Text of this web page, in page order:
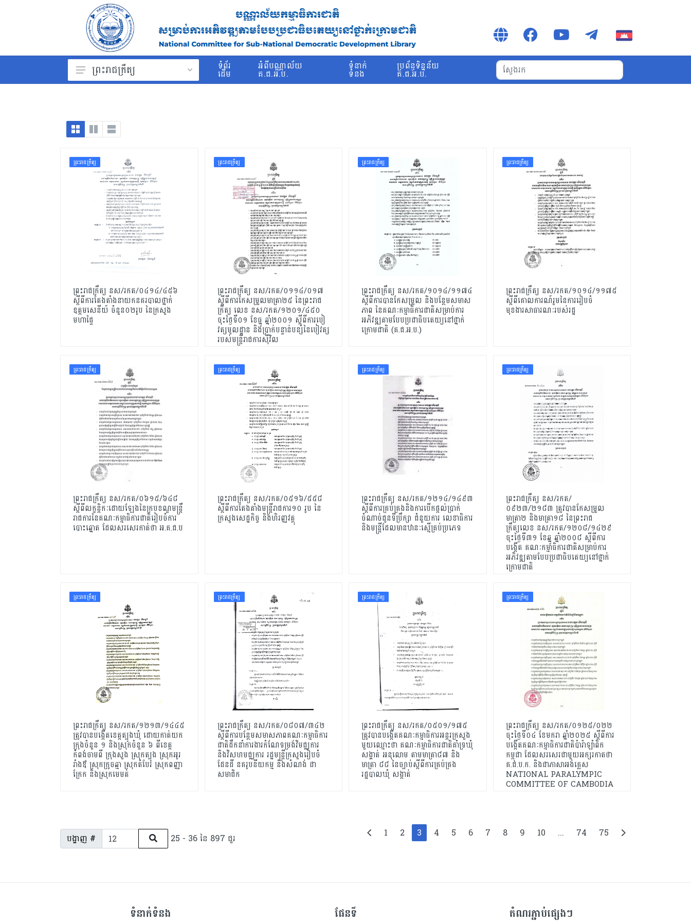
ច្បាប់
អនុក្រឹត្យ
ប្រកាស
សេចក្ដីណែនាំ
សេចក្ដីសម្រេច
ទម្រង់លិខិតលេខាធិការដ្ឋាន
គ.ជ.អ.ប.
សៀវភៅ
ឯកសារបណ្ដុះបណ្ដាល សិក្ខាសាលា
និងកិច្ចប្រជុំ
ព្រះរាជក្រឹត្យ ទំព័រ
ដើម
អំពីបណ្ណាល័យ
គ.ជ.អ.ប.
ទំនាក់
ទំនង
ប្រព័ន្ធទិន្នន័យ
គ.ជ.អ.ប.
ព្រះរាជក្រឹត្យ
ព្រះរាជក្រឹត្យ នស/រកត/០៤១៤/៤៥៦
ស្តីពីការតែងតាំងនាយកនគរបាលថ្នាក់
ឧត្តមសេនីយ៍ ចំនួន០២រូប នៃក្រសួង
មហាផ្ទៃ
ព្រះរាជក្រឹត្យ
ព្រះរាជក្រឹត្យ នស/រកត/០១១៤/០១៧
ស្តីពីការកែសម្រួលមាត្រា២៥ នៃព្រះរាជ
ក្រឹត្យ លេខ នស/រកត/១២០១/៤៥០
ចុះថ្ងៃទី០១ ខែធ្នូ ឆ្នាំ២០០១ ស្តីពីការបៀ
វត្សមូលដ្ឋាន និងប្រាក់បន្ទាន់បន្សំនៃបៀវត្ស
របស់មន្ត្រីរាជការស៊ីវិល
ព្រះរាជក្រឹត្យ
ព្រះរាជក្រឹត្យ នស/រកត/១០១៤/១១៧៤
ស្តីពីការបានកែសម្រួល និងបន្ថែមសមាស
ភាព នៃគណៈកម្មាធិការជាតិសម្រាប់ការ
អភិវឌ្ឍតាមបែបប្រជាធិបតេយ្យនៅថ្នាក់
ក្រោមជាតិ (គ.ជ.អ.ប.)
ព្រះរាជក្រឹត្យ
ព្រះរាជក្រឹត្យ នស/រកត/១០១៤/១១៧៥
ស្តីពីគោលការណ៍រួមនៃការរៀបចំ
មុខងារសាធារណៈរបស់រដ្ឋ
ព្រះរាជក្រឹត្យ
ព្រះរាជក្រឹត្យ នស/រកត/០៦១៥/៦៤៨
ស្តីពីលក្ខន្តិកៈដោយឡែងនៃក្របខណ្ឌមន្ត្រឹ
រាជការនៃគណៈកម្មាធិការជាតិរៀបចំការ
បោះឆ្នោត ដែលសរសេរកាត់ថា អ.គ.ជ.ប
ព្រះរាជក្រឹត្យ
ព្រះរាជក្រឹត្យ នស/រកត/០៥១៦/៥៥៨
ស្តីពីការតែងតាំងមន្ត្រីរាជការ១០ រូប នៃ
ក្រសួងសេដ្ឋកិច្ច និងហិរញ្ញវត្ថុ
ព្រះរាជក្រឹត្យ
ព្រះរាជក្រឹត្យ នស/រកត/១២១៤/១៤៩៣
ស្តីពីការគ្រប់គ្រងនិងការបើកផ្តល់ប្រាក់
ចំណាច់ជូនទីប្រឹក្សា ជំនួយការ លេខាធិការ
និងមន្ត្រីដែលមានឋានៈស្មើគ្រប់ប្រភេទ
ព្រះរាជក្រឹត្យ
ព្រះរាជក្រឹត្យ នស/រកត/
០៩២៣/២១៨៣ ត្រូវបានកែសម្រួល
មាត្រា២ និងមាត្រា១៨ នៃព្រះរាជ
ក្រឹត្យលេខ នស/រកត/១២០៨/១៤២៩
ចុះថ្ងៃទី៣១ ខែឆ្នូ ឆ្នាំ២០០៨ ស្តីពីការ
បង្កើត គណៈកម្មាធិការជាតិសម្រាប់ការ
អភិវឌ្ឍតាមបែបប្រជាធិបតេយ្យនៅថ្នាក់
ក្រោមជាតិ
ព្រះរាជក្រឹត្យ
ព្រះរាជក្រឹត្យ នស/រកត/១២១៣/១៤៤៥
ត្រូវបានបង្កើតខេត្តត្បូងឃុំ ដោយកាត់យក
ក្រុងចំនួន ១ និងស្រុកចំនួន ៦​ ពីខេត្ត
កំពង់ចាមពី ក្រុងសួង ស្រុកត្បូង ស្រុកអូរ
រាំងឳ ស្រុកក្រូចឆ្មា ស្រុកតំបែរ ស្រុកពញ្ញា
ក្រែក និងស្រុកមេមត់
ព្រះរាជក្រឹត្យ
ព្រះរាជក្រឹត្យ នស/រកត/០៨០៧/៣៤២
ស្តីពីការបន្ថែមសមាសភាពគណៈកម្មាធិការ
ជាតិដឹកនាំការងារកំណែទម្រង់វិមជ្ឈការ
និងវិសហមជ្ឈការ រដ្ឋមន្ត្រីក្រសួងរៀបចំ
ដែនដី នគរូបនីយកម្ម និងសំណង់ ជា
សមាជិក
ព្រះរាជក្រឹត្យ
ព្រះរាជក្រឹត្យ នស/រកត/០៥០១/១៧៥
ត្រូវបានបង្កើតគណៈកម្មាធិការអន្តរក្រសួង
មួយឈ្មោះថា គណៈកម្មាធិការជាតិគាំទ្រឃុំ
សង្គាត់ អនុលោម តាមមាត្រា៨៧ និង
មាត្រា ៨៨ នៃច្បាប់ស្តីពីការគ្រប់គ្រង
រដ្ឋបាលឃុំ សង្កាត់
ព្រះរាជក្រឹត្យ
ព្រះរាជក្រឹត្យ នស/រកត/០១២៥/០២២
ចុះថ្ងៃទី០៤ ខែមករា ឆ្នាំ២០២៥ ស្តីពីការ
បង្កើតគណៈកម្មាធិការជាតិប៉ារ៉ាឡាំពិក
កម្ពុជា ដែលសរសេរជាមួយអក្សរកាតថា
គ.ជ.ប.ក. និងជាភាសាអង់គ្លេស
NATIONAL PARALYMPIC
COMMITTEE OF CAMBODIA
បង្ហាញ # 25 - 36 នៃ 897 ជួរ 1 2 3 4 5 6 7 8 9 10 ... 74 75
ទំនាក់ទំនង ផែនទី តំណរភ្ជាប់ផ្សេងៗ